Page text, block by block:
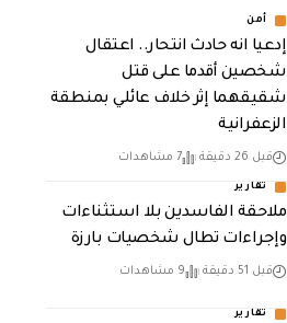
أمن
إدعيا انه حادث انتحار.. اعتقال
شخصين أقدما على قتل
شقيقهما إثر خلاف عائلي بمنطقة
الزعفرانية
قبل 26 دقيقة 7 مشاهدات
تقارير
ملاحقة الفاسدين بلا استثناءات
وإجراءات تطال شخصيات بارزة
قبل 51 دقيقة 9 مشاهدات
تقارير